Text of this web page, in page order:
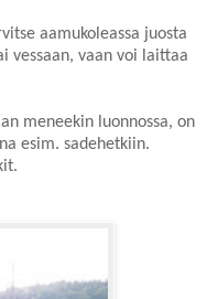
aamukoleassa juosta
vessaan, vaan voi laittaa
meneekin luonnossa, on
esim. sadehetkiin.